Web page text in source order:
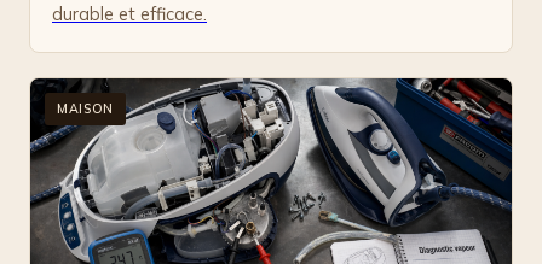
durable et efficace.
MAISON